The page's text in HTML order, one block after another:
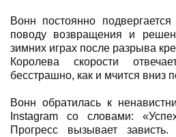
Вонн постоянно
поводу возвращения и
зимних играх после разрыва
Королева скорости
бесстрашно, как и мчится вниз
Вонн обратилась к
Instagram со словами:
Прогресс вызывает